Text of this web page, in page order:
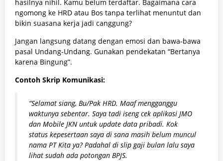
hasilnya nihil. Kamu belum terdaftar. Bagaimana cara
ngomong ke HRD atau Bos tanpa terlihat menuntut dan
bikin suasana kerja jadi canggung?
Jangan langsung datang dengan emosi dan bawa-bawa
pasal Undang-Undang. Gunakan pendekatan “Bertanya
karena Bingung”.
Contoh Skrip Komunikasi:
“Selamat siang, Bu/Pak HRD. Maaf mengganggu
waktunya sebentar. Saya tadi iseng cek aplikasi JMO
dan Mobile JKN untuk update data pribadi. Kok
status kepesertaan saya di sana masih belum muncul
nama PT Kita ya? Padahal di slip gaji bulan lalu saya
lihat sudah ada potongan BPJS.